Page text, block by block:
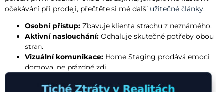
očekávání při prodeji, přečtěte si mé další užitečné články.
Osobní přístup: Zbavuje klienta strachu z neznámého.
Aktivní naslouchání: Odhaluje skutečné potřeby obou
stran.
Vizuální komunikace: Home Staging prodává emoci
domova, ne prázdné zdi.